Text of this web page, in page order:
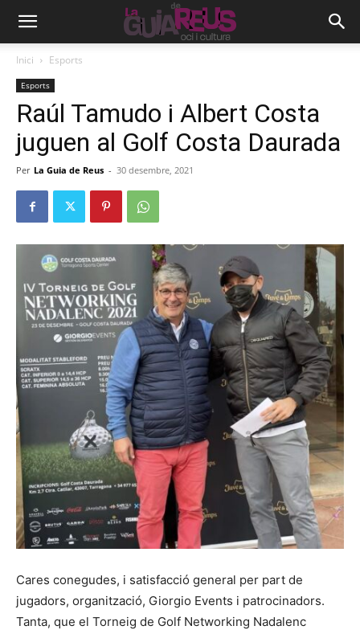
Inici Esports
Esports
Raúl Tamudo i Albert Costa
juguen al Golf Costa Daurada
Per La Guia de Reus - 30 desembre, 2021
Cares conegudes, i satisfacció general per part de
jugadors, organització, Giorgio Events i patrocinadors.
Tanta, que el Torneig de Golf Networking Nadalenc